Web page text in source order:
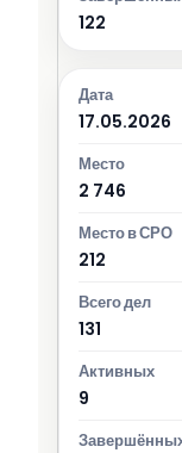
122
17.05.2026
2 746
212
131
9